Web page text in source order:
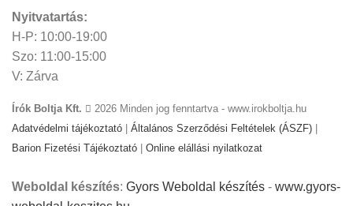
Nyitvatartás:
H-P: 10:00-19:00
Szo: 11:00-15:00
V: Zárva
Írók Boltja Kft.
2026 Minden jog fenntartva - www.irokboltja.hu
Adatvédelmi tájékoztató
Általános Szerződési Feltételek (ÁSZF)
Barion Fizetési Tájékoztató
Online elállási nyilatkozat
Weboldal készítés: Gyors Weboldal készítés - www.gyors-